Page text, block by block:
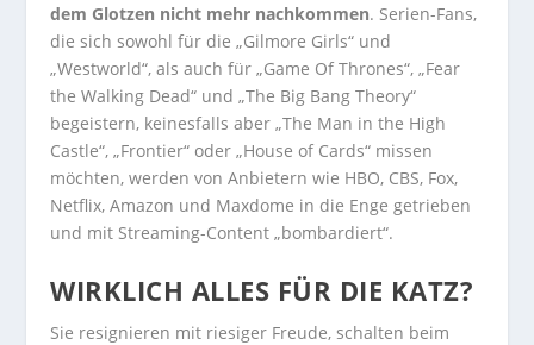
dem Glotzen nicht mehr nachkommen. Serien-Fans,
die sich sowohl für die „Gilmore Girls“ und
„Westworld“, als auch für „Game Of Thrones“, „Fear
the Walking Dead“ und „The Big Bang Theory“
begeistern, keinesfalls aber „The Man in the High
Castle“, „Frontier“ oder „House of Cards“ missen
möchten, werden von Anbietern wie HBO, CBS, Fox,
Netflix, Amazon und Maxdome in die Enge getrieben
und mit Streaming-Content „bombardiert“.
WIRKLICH ALLES FÜR DIE KATZ?
Sie resignieren mit riesiger Freude, schalten beim